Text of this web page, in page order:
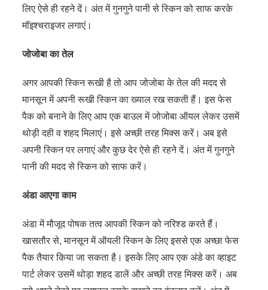
लिए ऐसे ही रहने दें। अंत में गुनगुने पानी से स्किन को साफ करके
मॉइश्चराइजर लगाएं।
जोजोबा का तेल
अगर आपकी स्किन रूखी है तो आप जोजोबा के तेल की मदद से
मानसून में अपनी रूखी स्किन का ख्याल रख सकती हैं। इस फेस
पैक को बनाने के लिए आप एक बाउल में जोजोबा ऑयल लेकर उसमें
थोड़ी दही व शहद मिलाएं। इसे अच्छी तरह मिक्स करें। अब इसे
अपनी स्किन पर लगाएं और कुछ देर ऐसे ही रहने दें। अंत में गुनगुने
पानी की मदद से स्किन को साफ करें।
अंडा आएगा काम
अंडा में मौजूद पोषक तत्व आपकी स्किन को नरिश्ड करते हैं।
खासतौर से, मानसून में ऑयली स्किन के लिए इससे एक अच्छा फेस
पैक तैयार किया जा सकता है। इसके लिए आप एक अंडे का व्हाइट
पार्ट लेकर उसमें थोड़ा शहद डालें और अच्छी तरह मिक्स करें। अब